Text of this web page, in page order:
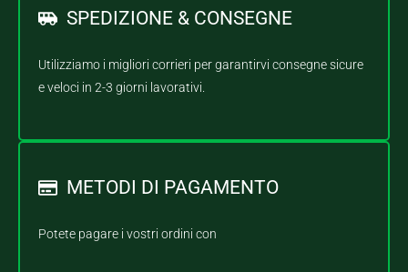
SPEDIZIONE & CONSEGNE
Utilizziamo i migliori corrieri per garantirvi consegne sicure
e veloci in 2-3 giorni lavorativi.
METODI DI PAGAMENTO
Potete pagare i vostri ordini con